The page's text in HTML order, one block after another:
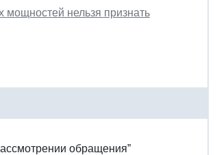
нельзя признать
обращения”